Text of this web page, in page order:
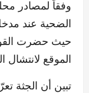
وفقاً لمصادر
الضحية عند
حيث حضرت
الموقع لانتشال
تبين أن الجثة